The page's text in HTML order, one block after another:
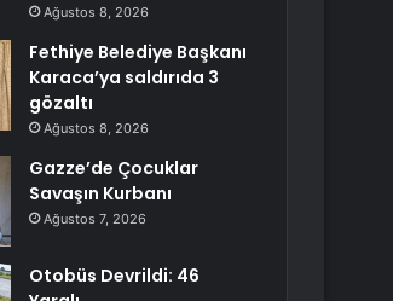
Ağustos 8, 2026
Fethiye Belediye Başkanı
Karaca’ya saldırıda 3
gözaltı
Ağustos 8, 2026
Gazze’de Çocuklar
Savaşın Kurbanı
Ağustos 7, 2026
Otobüs Devrildi: 46